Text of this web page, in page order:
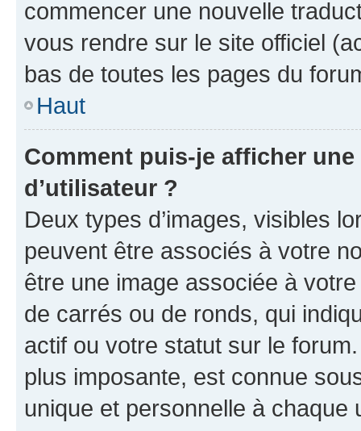
commencer une nouvelle
vous rendre sur le site officiel
bas de toutes les pages du
Haut
Comment puis-je afficher
d’utilisateur ?
Deux types d’images, visibles
peuvent être associés à votre
être une image associée à
de carrés ou de ronds, qui
actif ou votre statut sur le
plus imposante, est connue
unique et personnelle à chaque